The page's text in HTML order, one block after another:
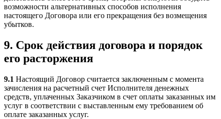
возможности альтернативных способов исполнения
настоящего Договора или его прекращения без возмещения
убытков.
9. Срок действия договора и порядок
его расторжения
9.1 Настоящий Договор считается заключенным с момента
зачисления на расчетный счет Исполнителя денежных
средств, уплаченных Заказчиком в счет оплаты заказанных им
услуг в соответствии с выставленным ему требованием об
оплате заказанных услуг.